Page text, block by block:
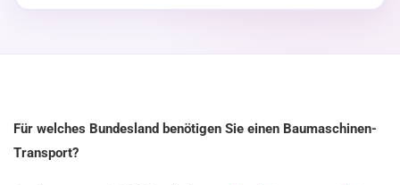
Für welches Bundesland benötigen Sie einen Baumaschinen-
Transport?